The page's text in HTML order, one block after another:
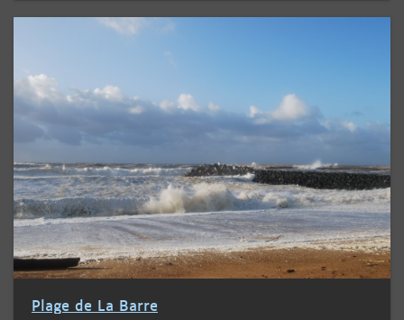
Plage de La Barre